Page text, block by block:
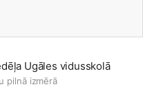
Ugāles vidusskolā
pilnā izmērā